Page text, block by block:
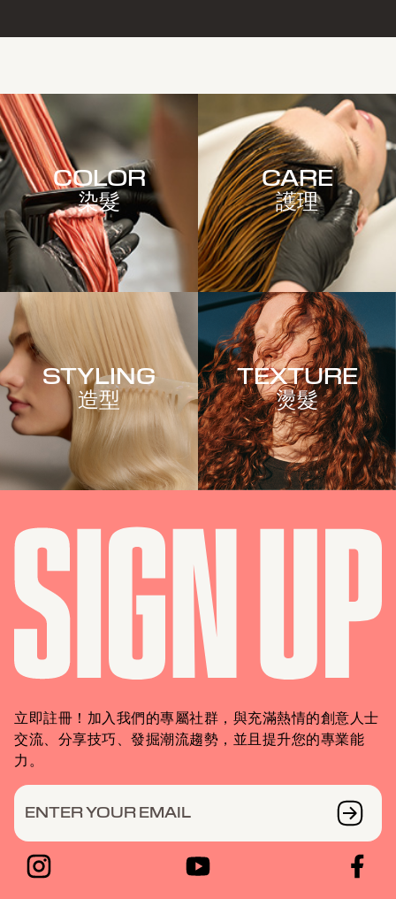
COLOR
染髮
CARE
護理
STYLING
造型
TEXTURE
燙髮
立即註冊！加入我們的專屬社群，與充滿熱情的創意人士
交流、分享技巧、發掘潮流趨勢，並且提升您的專業能
力。
ENTER YOUR EMAIL